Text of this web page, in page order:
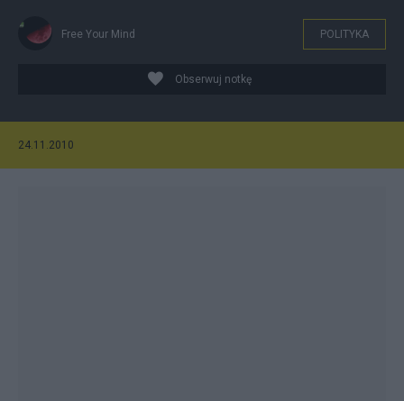
Free Your Mind POLITYKA
Obserwuj notkę
24.11.2010